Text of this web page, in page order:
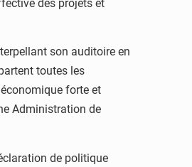
des projets et
son auditoire en
toutes les
forte et
Administration de
de politique